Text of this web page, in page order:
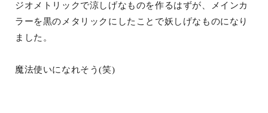
ジオメトリックで涼しげなものを作るはずが、メインカ
ラーを黒のメタリックにしたことで妖しげなものになり
ました。
魔法使いになれそう(笑)